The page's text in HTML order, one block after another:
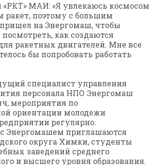
«РКТ» МАИ: «Я увлекаюсь космосом
ракет, поэтому с большим
на Энергомаш, чтобы
как создаются
ракетных двигателей. Мне все
бы попробовать работать
специалист управления
персонала НПО Энергомаш
мероприятия по
ориентации молодежи
регулярно.
Энергомашем приглашаются
округа Химки, студенты
заведений среднего
и высшего уровня образования.